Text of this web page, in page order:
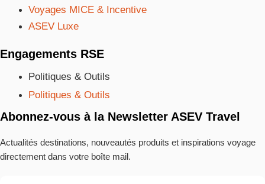
Voyages MICE & Incentive
ASEV Luxe
Engagements RSE
Politiques & Outils
Politiques & Outils
Abonnez-vous à la Newsletter ASEV Travel
Actualités destinations, nouveautés produits et inspirations voyage
directement dans votre boîte mail.